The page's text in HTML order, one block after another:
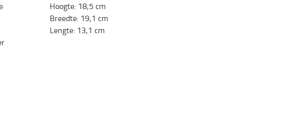
Hoogte: 18,5 cm
Breedte: 19,1 cm
Lengte: 13,1 cm